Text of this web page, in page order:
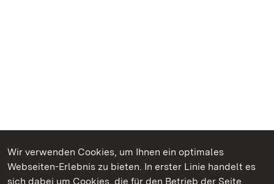
Wir verwenden Cookies, um Ihnen ein optimales
Webseiten-Erlebnis zu bieten. In erster Linie handelt es
sich dabei um Cookies, die für den Betrieb der Seite
Kommen. Staunen. Genießen.